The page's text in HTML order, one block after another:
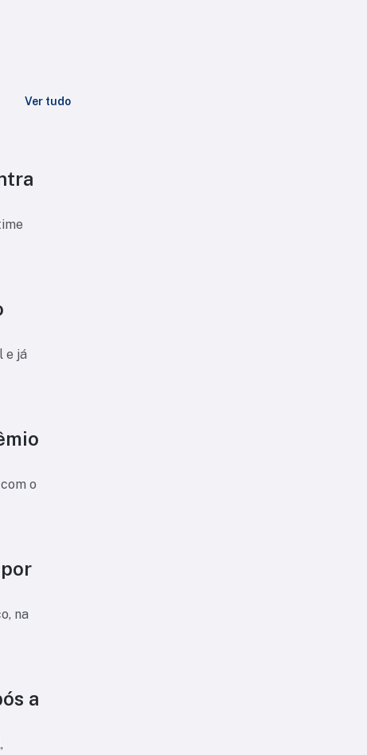
Ver tudo
e já
o
na
a